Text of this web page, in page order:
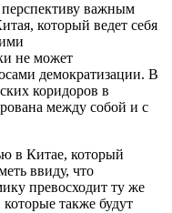
важным
который ведет себя
не может
демократизации. В
коридоров в
между собой и с
в Китае, который
ввиду, что
превосходит ту же
также будут